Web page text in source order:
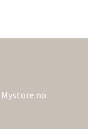
Mystore.no